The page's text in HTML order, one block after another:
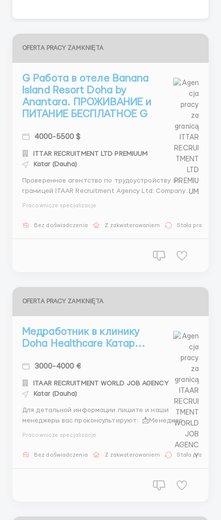
OFERTA PRACY ZAMKNIĘTA
G Работа в отеле Banana
Island Resort Doha by
Anantara. ПРОЖИВАНИЕ и
ПИТАНИЕ БЕСПЛАТНОЕ G
4000-5500 $
ITTAR RECRUITMENT LTD PREMIUUM
Katar (Dauha)
Проверенное агентство по трудоустройству за
границей ITAAR Recruitment Agency Ltd: Company
трудоустройство - Более 70000 тысяч
Pracownicze specjalizacje
Bez doświadczenia Z zakwaterowaniem Stała praca
OFERTA PRACY ZAMKNIĘTA
Медработник в клинику
Doha Healthcare Катар...
3000-4000 €
ITAAR RECRUITMENT WORLD JOB AGENCY
Katar (Dauha)
Для детальной информации пишите и наши
менеджеры вас проконсультируют: 📩Менеджер
547380 (What’sApp) + 44 7572 191944 (What’sApp) 📩
Менеджер Микита: +44 7534 468558 (Telegram) + 44
Pracownicze specjalizacje
Bez doświadczenia Z zakwaterowaniem Stała praca